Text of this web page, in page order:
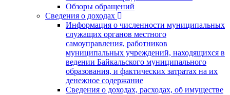
Обзоры обращений
Сведения о доходах
Информация о численности муниципальных
служащих органов местного
самоуправления, работников
муниципальных учреждений, находящихся в
ведении Байкальского муниципального
образования, и фактических затратах на их
денежное содержание
Сведения о доходах, расходах, об имуществе